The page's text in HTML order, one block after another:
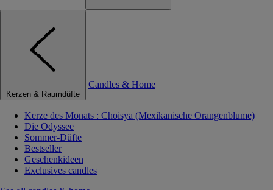
Kerzen & Raumdüfte
Candles & Home
Kerze des Monats : Choisya (Mexikanische Orangenblume)
Die Odyssee
Sommer-Düfte
Bestseller
Geschenkideen
Exclusives candles